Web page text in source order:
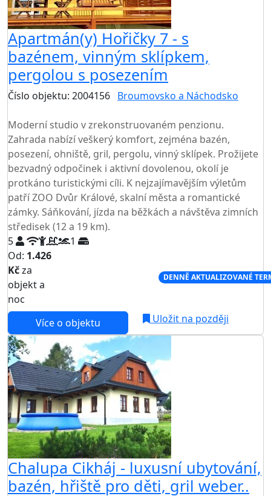
Apartmán(y) Hořičky 7 - s
bazénem, vinným sklípkem,
pergolou s posezením
Číslo objektu: 2004156 Broumovsko a Náchodsko
Moderní studio v zrekonstruovaném penzionu.
Zahrada nabízí veškerý komfort, zejména bazén,
posezení, ohniště, gril, pergolu, vinný sklípek. Prožijete
bezvadný odpočinek i aktivní dovolenou, okolí je
protkáno turistickými cíli. K nejzajímavějším výletům
patří ZOO Dvůr Králové, skalní města a romantické
zámky. Sáňkování, jízda na běžkách a návštěva zimních
středisek (12 a 19 km).
5
1
Od: 1.426
Kčza
objekt a
noc
DENNĚ AKTUALIZOVANÉ
Více o objektu Uložit na později
Chalupa Cikháj - luxusní ubytování,
bazén, hřiště pro děti, gril weber..